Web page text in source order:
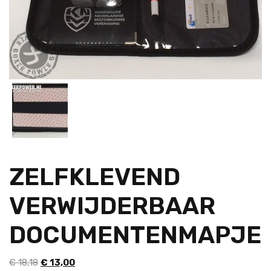
ZELFKLEVEND
VERWIJDERBAAR
DOCUMENTENMAPJE
€18,18 Oorspronkelijke
€ 13,00Huidige